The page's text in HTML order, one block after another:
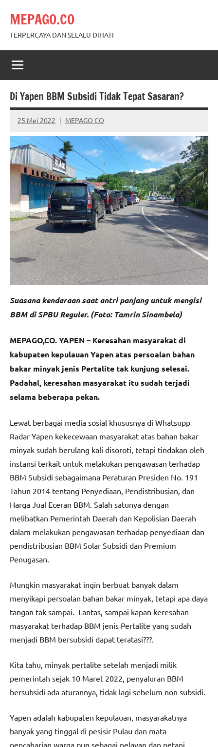
content
MEPAGO.CO
TERPERCAYA DAN SELALU DIHATI
Di Yapen BBM Subsidi Tidak Tepat Sasaran?
25 Mei 2022 MEPAGO CO
No
comments
Suasana kendaraan saat antri panjang untuk mengisi
BBM di SPBU Reguler. (Foto: Tamrin Sinambela)
MEPAGO,CO. YAPEN – Keresahan masyarakat di
kabupaten kepulauan Yapen atas persoalan bahan
bakar minyak jenis Pertalite tak kunjung selesai.
Padahal, keresahan masyarakat itu sudah terjadi
selama beberapa pekan.
Lewat berbagai media sosial khususnya di Whatsupp
Radar Yapen kekecewaan masyarakat atas bahan bakar
minyak sudah berulang kali disoroti, tetapi tindakan oleh
instansi terkait untuk melakukan pengawasan terhadap
BBM Subsidi sebagaimana Peraturan Presiden No. 191
Tahun 2014 tentang Penyediaan, Pendistribusian, dan
Harga Jual Eceran BBM. Salah satunya dengan
melibatkan Pemerintah Daerah dan Kepolisian Daerah
dalam melakukan pengawasan terhadap penyediaan dan
pendistribusian BBM Solar Subsidi dan Premium
Penugasan.
Mungkin masyarakat ingin berbuat banyak dalam
menyikapi persoalan bahan bakar minyak, tetapi apa daya
tangan tak sampai. Lantas, sampai kapan keresahan
masyarakat terhadap BBM jenis Pertalite yang sudah
menjadi BBM bersubsidi dapat teratasi???.
Kita tahu, minyak pertalite setelah menjadi milik
pemerintah sejak 10 Maret 2022, penyaluran BBM
bersubsidi ada aturannya, tidak lagi sebelum non subsidi.
Yapen adalah kabupaten kepulauan, masyarakatnya
banyak yang tinggal di pesisir Pulau dan mata
pencaharian warga pun sebagai nelayan dan petani.